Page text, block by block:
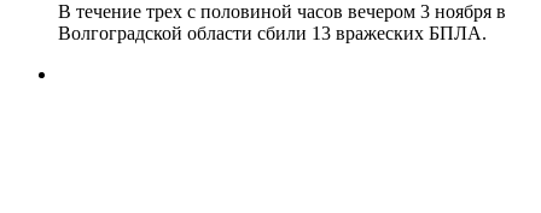
В течение трех с половиной часов вечером 3 ноября в
Волгоградской области сбили 13 вражеских БПЛА.